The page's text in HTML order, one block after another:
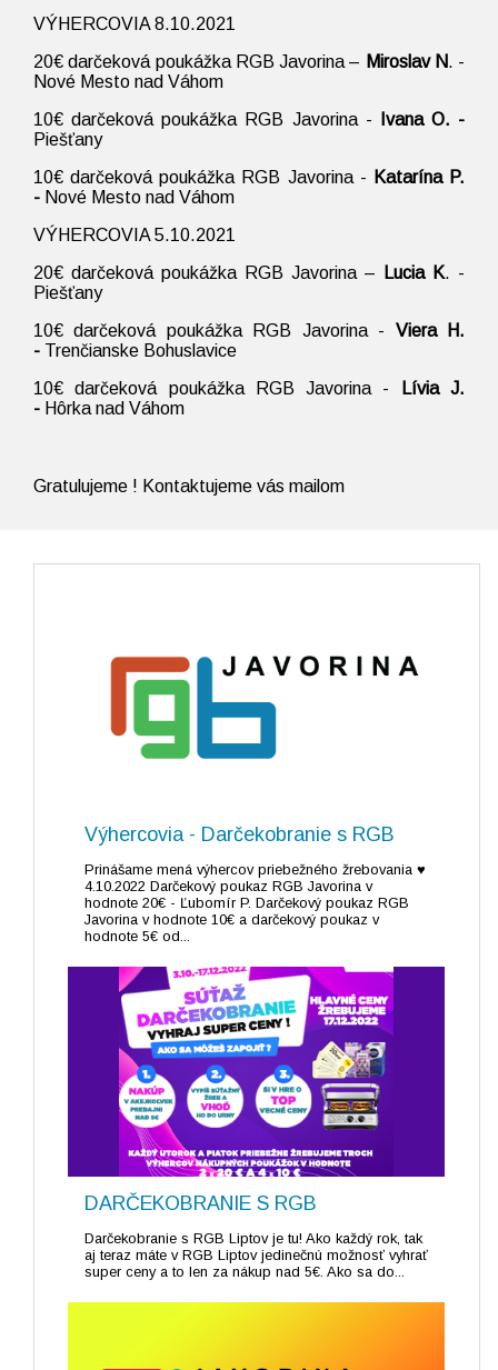
VÝHERCOVIA 8.10.2021
20€ darčeková poukážka RGB Javorina – Miroslav N. -
Nové Mesto nad Váhom
10€ darčeková poukážka RGB Javorina -
Ivana O. -
Piešťany
10€ darčeková poukážka RGB Javorina - Katarína P.
- Nové Mesto nad Váhom
VÝHERCOVIA 5.10.2021
20€ darčeková poukážka RGB Javorina –
Lucia K. -
Piešťany
10€ darčeková poukážka RGB Javorina - Viera H.
- Trenčianske Bohuslavice
10€ darčeková poukážka RGB Javorina -
Lívia J.
- Hôrka nad Váhom
Gratulujeme ! Kontaktujeme vás mailom
Výhercovia - Darčekobranie s RGB
Prinášame mená výhercov priebežného žrebovania ♥
4.10.2022 Darčekový poukaz RGB Javorina v
hodnote 20€ - Ľubomír P. Darčekový poukaz RGB
Javorina v hodnote 10€ a darčekový poukaz v
hodnote 5€ od...
DARČEKOBRANIE S RGB
Darčekobranie s RGB Liptov je tu! Ako každý rok, tak
aj teraz máte v RGB Liptov jedinečnú možnosť vyhrať
super ceny a to len za nákup nad 5€. Ako sa do...